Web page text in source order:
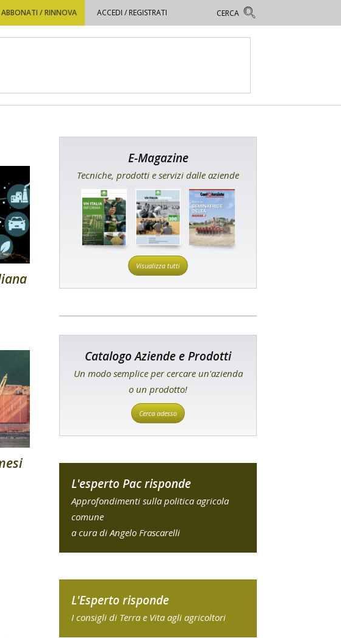
ABBONATI / RINNOVA ACCEDI / REGISTRATI
E-Magazine
Tecniche, prodotti e servizi dalle aziende
Visualizza tutti
Catalogo Aziende e Prodotti
Un modo semplice per cercare un'azienda
o un prodotto!
Cerca adesso
L'esperto Pac risponde
Approfondimenti sulla politica agricola
comune
a cura di Angelo Frascarelli
L'Esperto risponde
I consigli di Terra e Vita agli agricoltori